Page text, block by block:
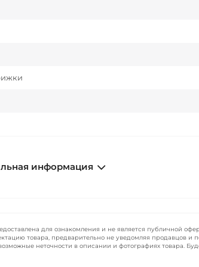
информация
для ознакомления и не является публичной
товара, предварительно не уведомляя продавцов
неточности в описании и фотографиях товара.